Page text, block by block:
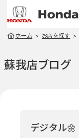
ホーム お店を探す
蘇我店ブログ
デジタル🌼